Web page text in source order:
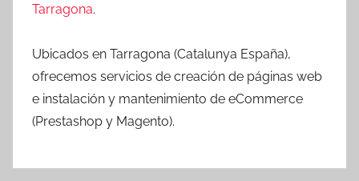
Tarragona.
Ubicados en Tarragona (Catalunya España),
ofrecemos servicios de creación de páginas web
e instalación y mantenimiento de eCommerce
(Prestashop y Magento).